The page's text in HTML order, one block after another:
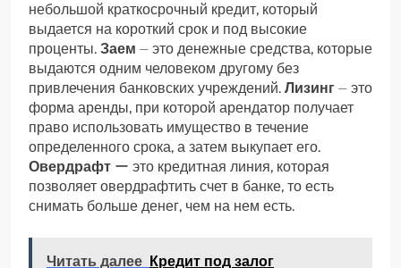
небольшой краткосрочный кредит, который
выдается на короткий срок и под высокие
проценты. Заем ⏤ это денежные средства, которые
выдаются одним человеком другому без
привлечения банковских учреждений. Лизинг ⏤ это
форма аренды, при которой арендатор получает
право использовать имущество в течение
определенного срока, а затем выкупает его.
Овердрафт ー это кредитная линия, которая
позволяет овердрафтить счет в банке, то есть
снимать больше денег, чем на нем есть.
Читать далее Кредит под залог